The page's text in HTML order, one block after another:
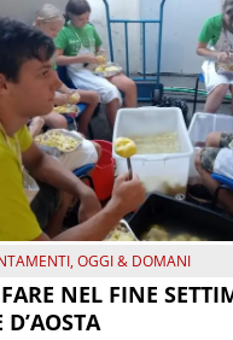
,OGGI & DOMANI
NEL FINE
D’AOSTA